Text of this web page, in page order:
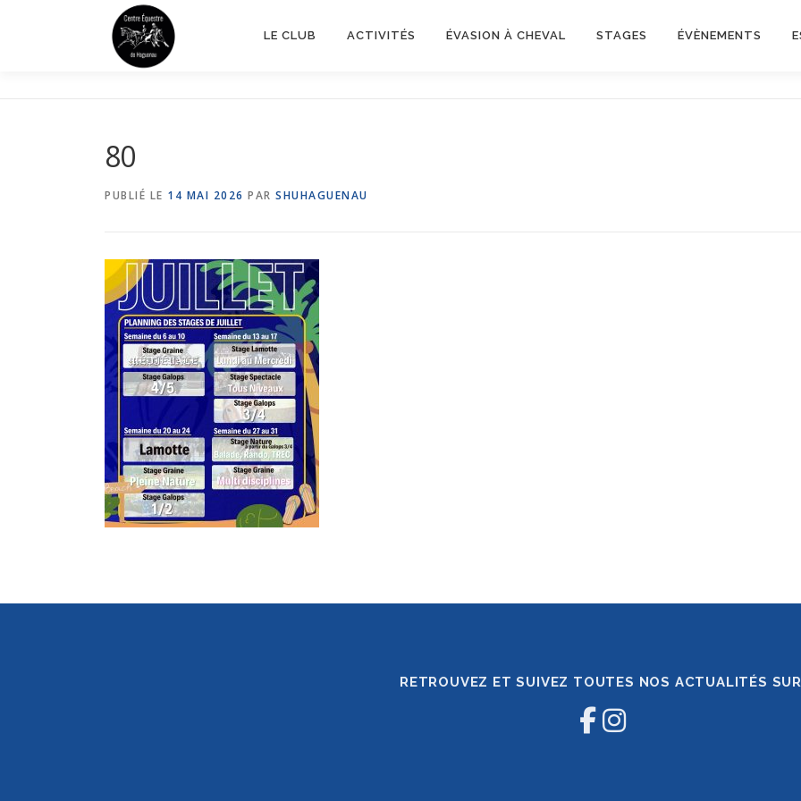
LE CLUB ACTIVITÉS ÉVASION À CHEVAL STAGES ÉVÈNEMENTS
80
PUBLIÉ LE 14 MAI 2026 PAR SHUHAGUENAU
RETROUVEZ ET SUIVEZ TOUTES NOS ACTUALITÉS SUR